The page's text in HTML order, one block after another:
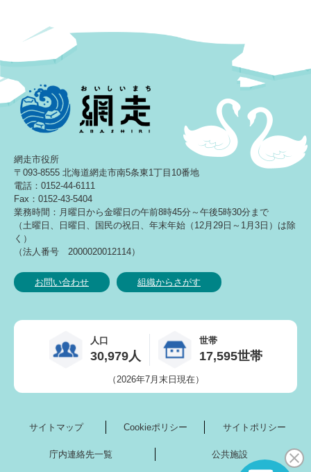
網走市役所
〒093-8555 北海道網走市南5条東1丁目10番地
電話：0152-44-6111
Fax：0152-43-5404
業務時間：月曜日から金曜日の午前8時45分～午後5時30分まで
（土曜日、日曜日、国民の祝日、年末年始（12月29日～1月3日）は除
く）
（法人番号 2000020012114）
お問い合わせ 組織からさがす
人口
30,979人
世帯
17,595世帯
（2026年7月末日現在）
サイトマップ Cookieポリシー サイトポリシー
庁内連絡先一覧 公共施設